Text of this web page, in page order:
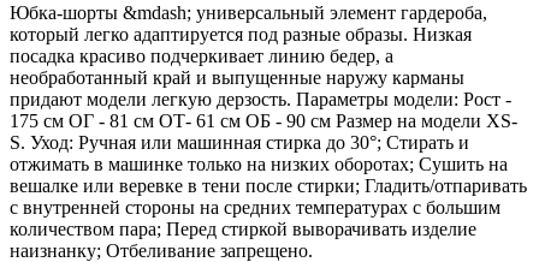
Юбка-шорты &mdash; универсальный элемент гардероба,
который легко адаптируется под разные образы. Низкая
посадка красиво подчеркивает линию бедер, а
необработанный край и выпущенные наружу карманы
придают модели легкую дерзость. Параметры модели: Рост -
175 см ОГ - 81 см ОТ- 61 см ОБ - 90 см Размер на модели XS-
S. Уход: Ручная или машинная стирка до 30°; Стирать и
отжимать в машинке только на низких оборотах; Сушить на
вешалке или веревке в тени после стирки; Гладить/отпаривать
с внутренней стороны на средних температурах с большим
количеством пара; Перед стиркой выворачивать изделие
наизнанку; Отбеливание запрещено.